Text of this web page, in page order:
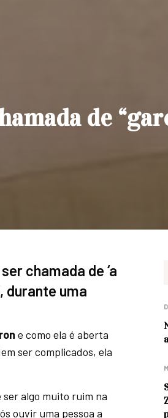
de
chamada de ‘a
durante uma
e como ela é aberta
ser complicados, ela
ser algo muito ruim na
ouvir uma pessoa a